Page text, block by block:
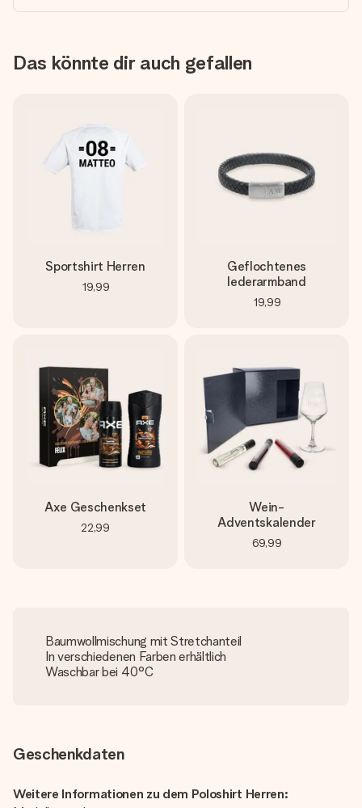
Das könnte dir auch gefallen
Sportshirt Herren
19,99
Geflochtenes
lederarmband
19,99
Axe Geschenkset
22,99
Wein-
Adventskalender
69,99
Baumwollmischung mit Stretchanteil
In verschiedenen Farben erhältlich
Waschbar bei 40°C
Geschenkdaten
Weitere Informationen zu dem Poloshirt Herren: